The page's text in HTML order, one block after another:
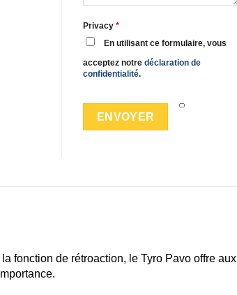
Privacy *
En utilisant ce formulaire, vous
acceptez notre déclaration de
confidentialité.
fonction de rétroaction, le Tyro Pavo offre aux